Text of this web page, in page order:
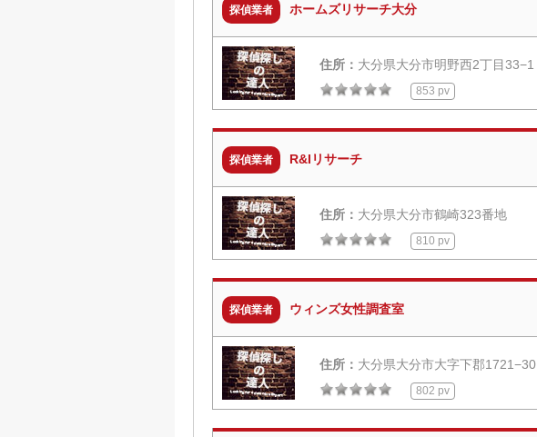
探偵業者 ホームズリサーチ大分
住所： 大分県大分市明野西2丁目33−1
853 pv
探偵業者 R&Iリサーチ
住所： 大分県大分市鶴崎323番地
810 pv
探偵業者 ウィンズ女性調査室
住所： 大分県大分市大字下郡1721−30
802 pv